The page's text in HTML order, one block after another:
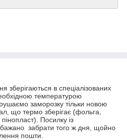
зберігаються в спеціалізованих
температурою
заморозку тільки новою
що термо зберігає (фольга,
Посилку із
забрати того ж дня, щойно
пошти.